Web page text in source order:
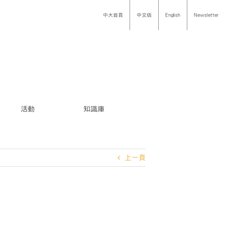
中大首頁 中文版 English Newsletter
活動 知識庫
上一頁